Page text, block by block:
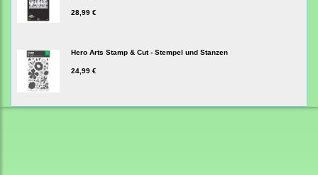
28,99 €
Hero Arts Stamp & Cut - Stempel und Stanzen
24,99 €